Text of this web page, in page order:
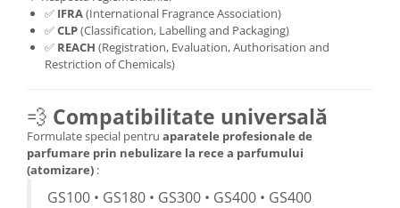
✅ IFRA(International Fragrance Association)
✅CLP(Classification, Labelling and Packaging)
✅ REACH (Registration, Evaluation, Authorisation and
Restriction of Chemicals)
💨 Compatibilitate universală
Formulate special pentru aparatele profesionale de
parfumare prin nebulizare la rece a parfumului
(atomizare) :
GS100 • GS180 • GS300 • GS400 • GS400